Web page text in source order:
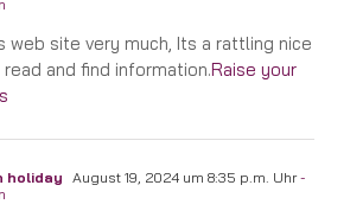
web site very much, Its a rattling nice
and find information.Raise your
holiday August 19, 2024 um 8:35 p.m. Uhr-